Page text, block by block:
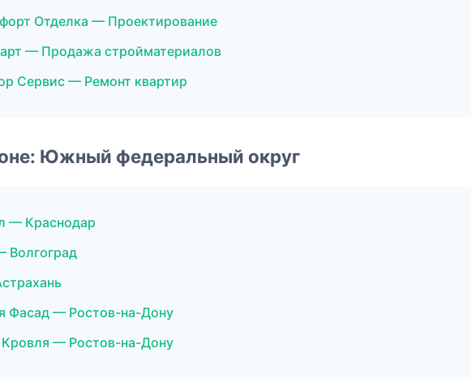
Отделка — Проектирование
— Продажа стройматериалов
Сервис — Ремонт квартир
Южный федеральный округ
— Краснодар
Волгоград
Фасад — Ростов-на-Дону
— Ростов-на-Дону